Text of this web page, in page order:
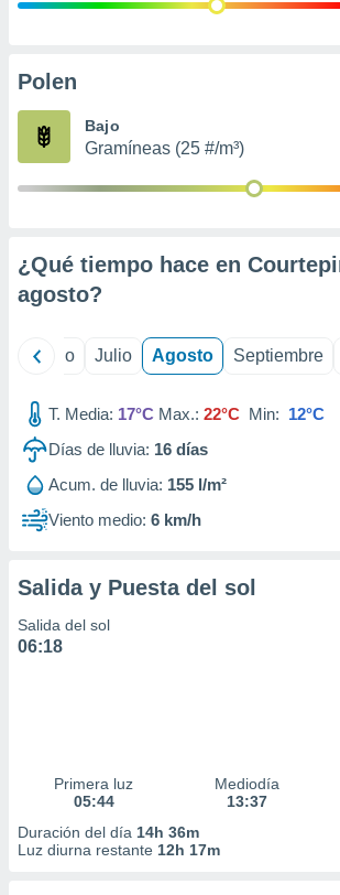
e
publicidad
Polen
Bajo
Gramíneas (25 #/m³)
¿Qué tiempo hace en
agosto?
Junio Julio Agosto Septiembre
T. Media: 17°C Max.: 22°C Min: 12°C
Días de lluvia: 16 días
Acum. de lluvia: 155 l/m²
Viento medio: 6 km/h
Salida y Puesta del sol
Salida del sol
06:18
Primera luz
05:44
Mediodía
13:37
Duración del día 14h 36m
Luz diurna restante 12h 17m